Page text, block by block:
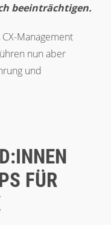
beeinträchtigen.
Management
nun aber
und
FÜR